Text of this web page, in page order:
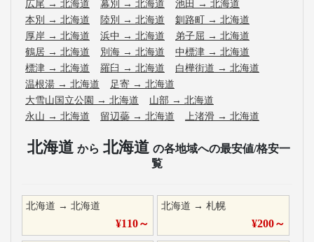
広尾 → 北海道 幕別 → 北海道 池田 → 北海道
本別 → 北海道 陸別 → 北海道 釧路町 → 北海道
厚岸 → 北海道 浜中 → 北海道 弟子屈 → 北海道
鶴居 → 北海道 別海 → 北海道 中標津 → 北海道
標津 → 北海道 羅臼 → 北海道 白樺街道 → 北海道
温根湯 → 北海道 足寄 → 北海道
大雪山国立公園 → 北海道 山部 → 北海道
永山 → 北海道 留辺蘂 → 北海道 上渚滑 → 北海道
北海道 から 北海道 の各地域への最安値/格安一
覧
北海道 → 北海道
¥110～
北海道 →札幌
¥200～